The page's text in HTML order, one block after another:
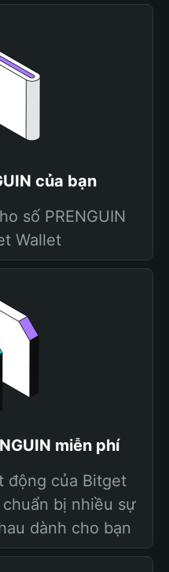
của bạn
số PRENGUIN
Wallet
miễn phí
động của Bitget
bị nhiều sự
dành cho bạn